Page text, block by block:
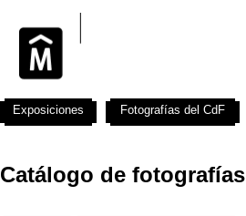
Catálogo de fotografías
Exposiciones Fotografías del CdF